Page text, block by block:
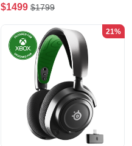
Playstation, PC, Switch, Mobile)
$1499 $1799
21%